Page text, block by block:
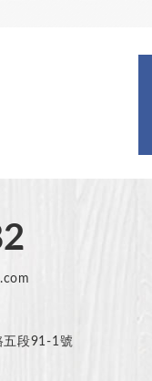
五段91-1號